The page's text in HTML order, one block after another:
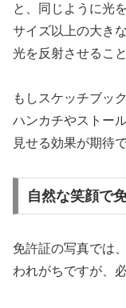
と、同じように光
サイズ以上の大き
光を反射させるこ
もしスケッチブッ
ハンカチやストー
見せる効果が期待
自然な笑顔で
免許証の写真では
われがちですが、